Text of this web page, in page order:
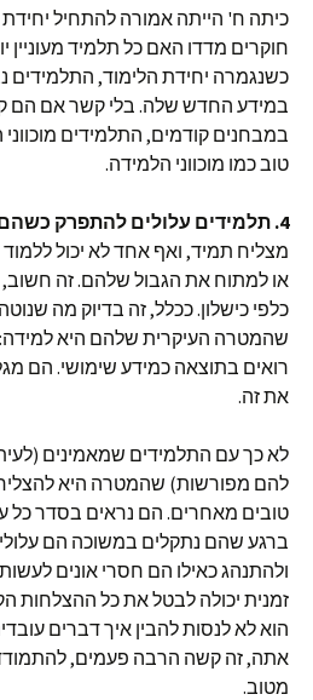
כיתה ח' הייתה אמורה להתחיל
חוקרים מדדו האם כל תלמיד
כשנגמרה יחידת הלימוד,
במידע החדש שלה. בלי קשר אם הם
במבחנים קודמים, התלמידים
טוב כמו מוכווני הלמידה.
4. תלמידים עלולים להתפרק
מצליח תמיד, ואף אחד לא יכול ללמוד
או למתוח את הגבול שלהם. זה חשוב,
כלפי כישלון. ככלל, זה בדיוק מה
שהמטרה העיקרית שלהם היא
רואים בתוצאה כמידע שימושי. הם
את זה.
לא כך עם התלמידים שמאמינים
להם מפורשות) שהמטרה היא להצליח,
טובים מאחרים. הם נראים בסדר כל
ברגע שהם נתקלים במשוכה הם
ולהתנהג כאילו הם חסרי אונים
זמנית יכולה לבטל את כל ההצלחות
הוא לא לנסות להבין איך דברים
אתה, זה קשה הרבה פעמים,
מטוב.